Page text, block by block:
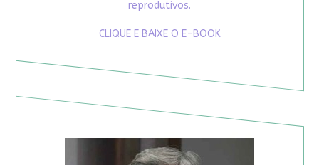
reprodutivos.
CLIQUE E BAIXE O E-BOOK